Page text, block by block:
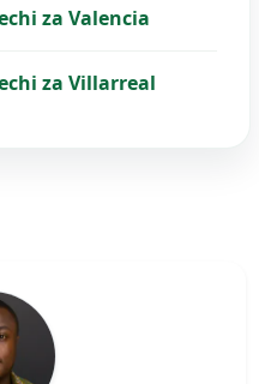
za Valencia
za Villarreal